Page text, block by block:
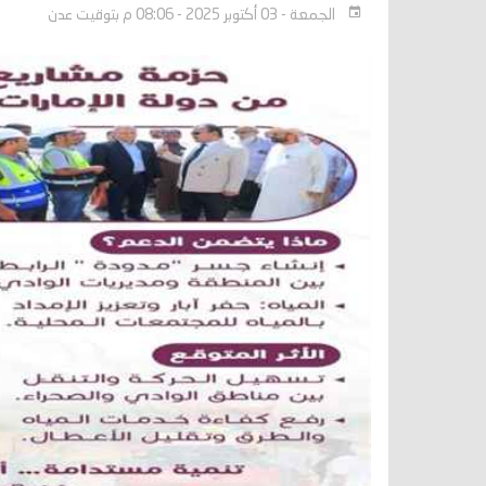
الجمعة - 03 أكتوبر 2025 - 08:06 م بتوقيت عدن